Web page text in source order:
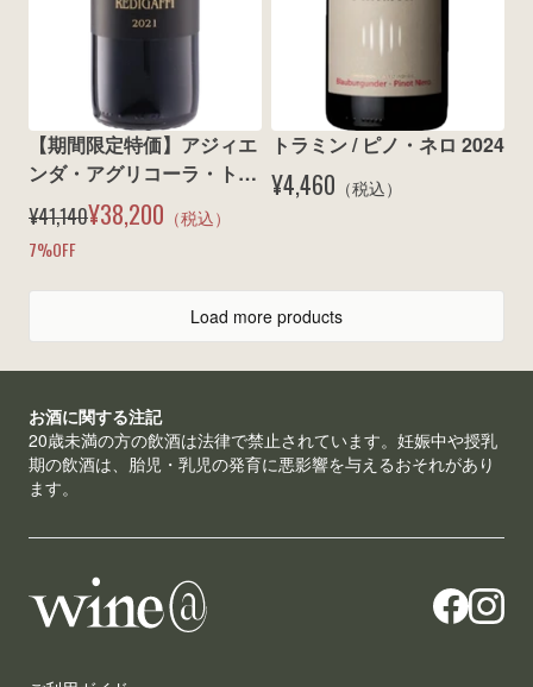
【期間限定特価】アジィエ
ンダ・アグリコーラ・トゥ
ア・リータ / レディガフィ
2021
¥41,140¥38,200 （税込）
7%OFF
トラミン / ピノ・ネロ 2024
¥4,460 （税込）
Load more products
お酒に関する注記
20歳未満の方の飲酒は法律で禁止されています。妊娠中や授乳
期の飲酒は、胎児・乳児の発育に悪影響を与えるおそれがあり
ます。